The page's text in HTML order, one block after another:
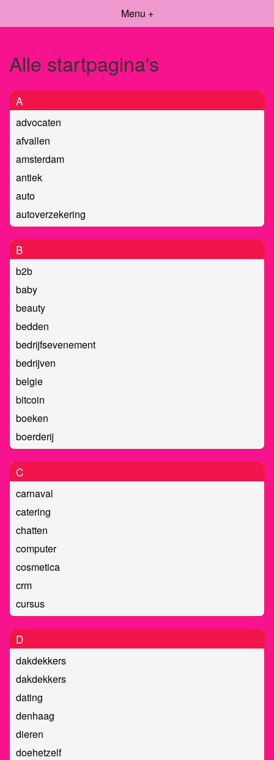
Menu +
Alle startpagina's
A
advocaten
afvallen
amsterdam
antiek
auto
autoverzekering
B
b2b
baby
beauty
bedden
bedrijfsevenement
bedrijven
belgie
bitcoin
boeken
boerderij
C
carnaval
catering
chatten
computer
cosmetica
crm
cursus
D
dakdekkers
dakdekkers
dating
denhaag
dieren
doehetzelf